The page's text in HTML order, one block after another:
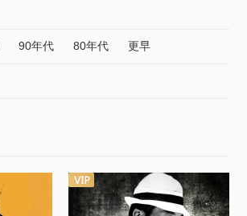
90年代 80年代 更早